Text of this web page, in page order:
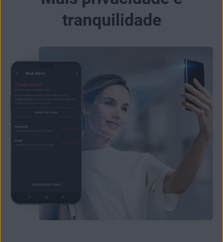
tranquilidade